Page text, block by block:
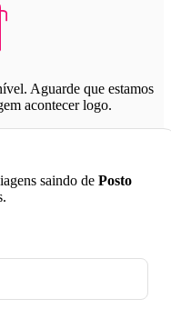
Aguarde que estamos
acontecer logo.
saindo de Posto